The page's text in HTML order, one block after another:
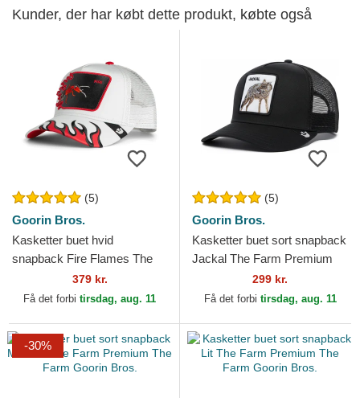
Kunder, der har købt dette produkt, købte også
(5)
Goorin Bros.
Kasketter buet hvid
snapback Fire Flames The
Farm Goorin Bros.
379 kr.
Få det forbi tirsdag, aug. 11
(5)
Goorin Bros.
Kasketter buet sort snapback
Jackal The Farm Premium
The Farm Goorin Bros.
299 kr.
Få det forbi tirsdag, aug. 11
-30%